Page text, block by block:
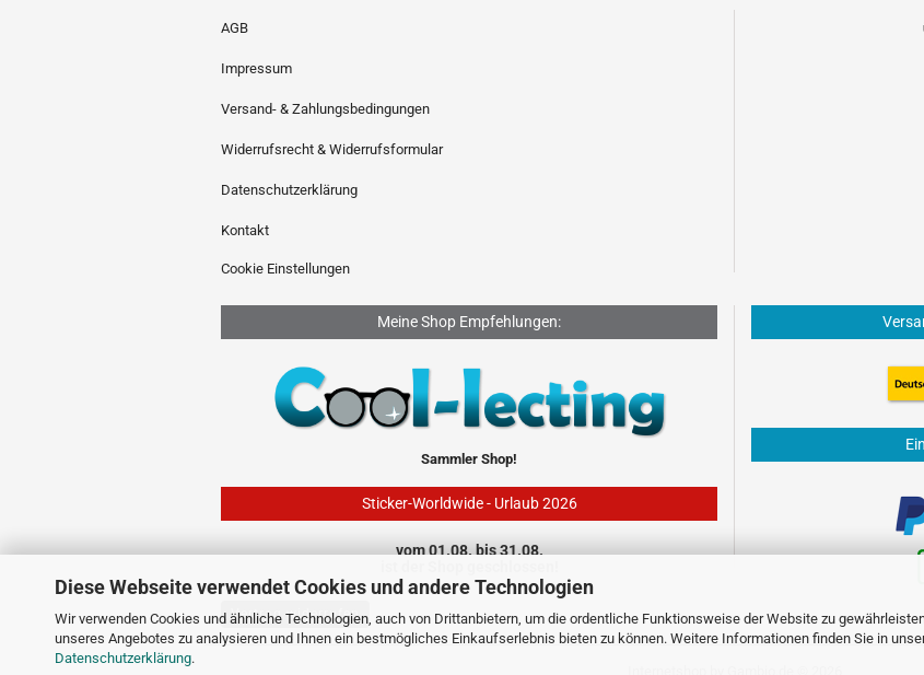
Diese Webseite verwendet Cookies und andere Technologien
Wir verwenden Cookies und ähnliche Technologien, auch von Drittanbietern, um die ordentliche Funktionsweise der Website zu
unseres Angebotes zu analysieren und Ihnen ein bestmögliches Einkaufserlebnis bieten zu können. Weitere Informationen finden Sie in
Datenschutzerklärung.
AGB
Impressum
Versand- & Zahlungsbedingungen
Widerrufsrecht & Widerrufsformular
Datenschutzerklärung
Kontakt
Cookie Einstellungen
Meine Shop Empfehlungen:
Sammler Shop!
Sticker-Worldwide - Urlaub 2026
vom 01.08. bis 31.08.
Vertrag widerrufen